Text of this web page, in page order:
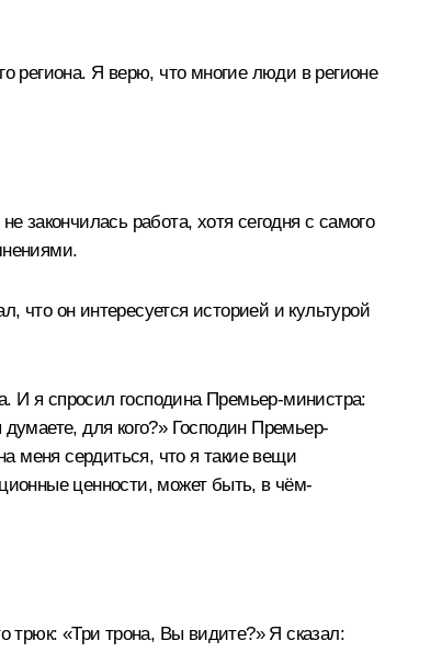
региона. Я верю, что многие люди в регионе
закончилась работа, хотя сегодня с самого
что он интересуется историей и культурой
И я спросил господина Премьер-министра:
для кого?» Господин Премьер-
меня сердиться, что я такие вещи
ценности, может быть, в чём-
трюк: «Три трона, Вы видите?» Я сказал: